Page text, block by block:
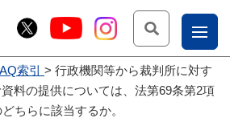
お
こー
索引
行政機関等から裁判所に対す
料の提供については、法第69条第2項
ちらに該当するか。